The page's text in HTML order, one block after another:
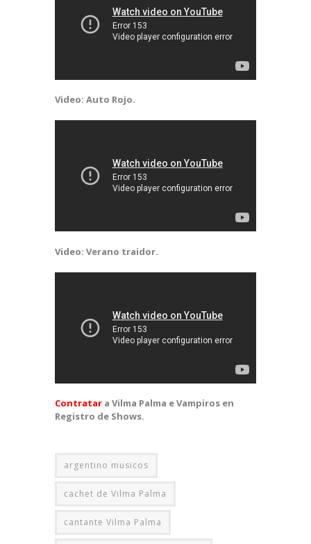
Video: Auto Rojo.
Video: Verano traidor.
Contratar a Vilma Palma e Vampiros en
Registro de Shows.
argentino musicos
cachet de Vilma Palma
cantante Vilma Palma